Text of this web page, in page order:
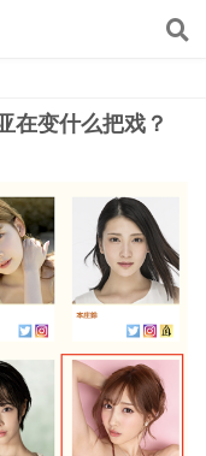
在变什么把戏？